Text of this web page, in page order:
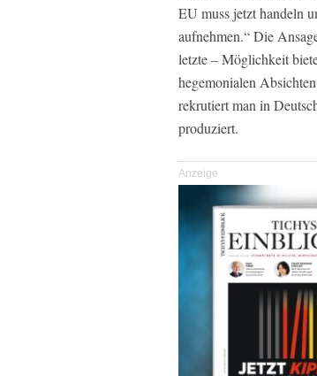
EU muss jetzt handeln
aufnehmen.“ Die
letzte – Möglichkeit
hegemonialen
rekrutiert man in
produziert.
Anzeige